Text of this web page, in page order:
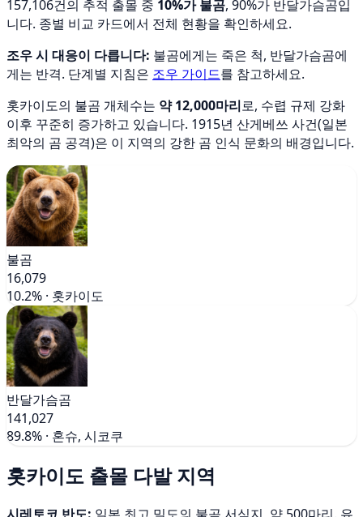
157,106건의 추적 출몰 중 10%가 불곰, 90%가 반달가슴곰입
니다. 종별 비교 카드에서 전체 현황을 확인하세요.
조우 시 대응이 다릅니다: 불곰에게는 죽은 척, 반달가슴곰에
게는 반격. 단계별 지침은 조우 가이드를 참고하세요.
홋카이도의 불곰 개체수는 약 12,000마리로, 수렵 규제 강화
이후 꾸준히 증가하고 있습니다. 1915년 산게베쓰 사건(일본
최악의 곰 공격)은 이 지역의 강한 곰 인식 문화의 배경입니다.
불곰
16,079
10.2% · 홋카이도
반달가슴곰
141,027
89.8% · 혼슈, 시코쿠
홋카이도 출몰 다발 지역